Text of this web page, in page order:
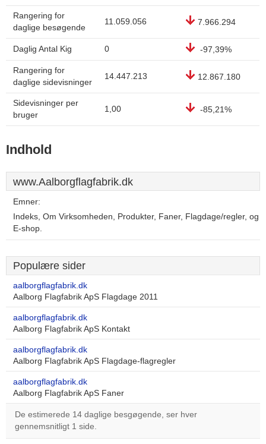
Rangering for
daglige besøgende
11.059.056 7.966.294
Daglig Antal Kig 0 -97,39%
Rangering for
daglige sidevisninger
14.447.213 12.867.180
Sidevisninger per
bruger
1,00 -85,21%
Indhold
www.Aalborgflagfabrik.dk
Emner:
Indeks, Om Virksomheden, Produkter, Faner, Flagdage/regler, og
E-shop.
Populære sider
aalborgflagfabrik.dk
Aalborg Flagfabrik ApS Flagdage 2011
aalborgflagfabrik.dk
Aalborg Flagfabrik ApS Kontakt
aalborgflagfabrik.dk
Aalborg Flagfabrik ApS Flagdage-flagregler
aalborgflagfabrik.dk
Aalborg Flagfabrik ApS Faner
De estimerede 14 daglige besgøgende, ser hver
gennemsnitligt 1 side.